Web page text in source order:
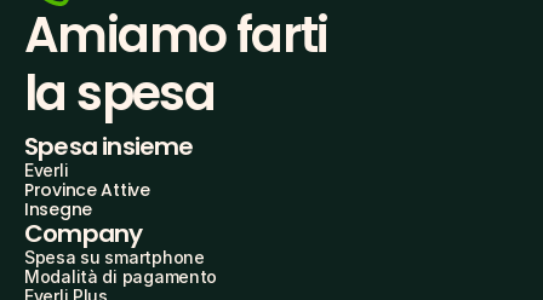
Amiamo farti
la spesa
Spesa insieme
Everli
Province Attive
Insegne
Company
Spesa su smartphone
Modalità di pagamento